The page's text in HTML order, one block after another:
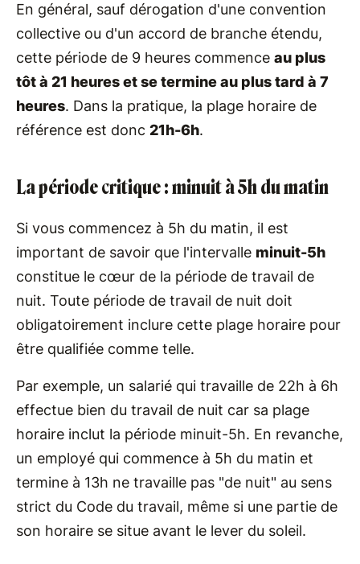
En général, sauf dérogation d'une convention
collective ou d'un accord de branche étendu,
cette période de 9 heures commence au plus
tôt à 21 heures et se termine au plus tard à 7
heures. Dans la pratique, la plage horaire de
référence est donc 21h-6h.
La période critique : minuit à 5h du matin
Si vous commencez à 5h du matin, il est
important de savoir que l'intervalle minuit-5h
constitue le cœur de la période de travail de
nuit. Toute période de travail de nuit doit
obligatoirement inclure cette plage horaire pour
être qualifiée comme telle.
Par exemple, un salarié qui travaille de 22h à 6h
effectue bien du travail de nuit car sa plage
horaire inclut la période minuit-5h. En revanche,
un employé qui commence à 5h du matin et
termine à 13h ne travaille pas "de nuit" au sens
strict du Code du travail, même si une partie de
son horaire se situe avant le lever du soleil.